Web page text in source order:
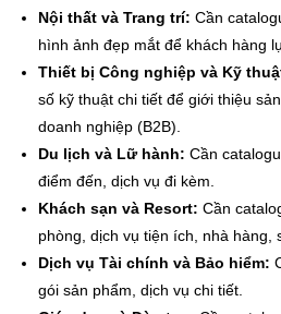
Nội thất và Trang trí: Cần
hình ảnh đẹp mắt để khách hàng
Thiết bị Công nghiệp và Kỹ
số kỹ thuật chi tiết để giới thiệu
doanh nghiệp (B2B).
Du lịch và Lữ hành: Cần
điểm đến, dịch vụ đi kèm.
Khách sạn và Resort: Cần
phòng, dịch vụ tiện ích, nhà hàng,
Dịch vụ Tài chính và Bảo hiểm:
gói sản phẩm, dịch vụ chi tiết.